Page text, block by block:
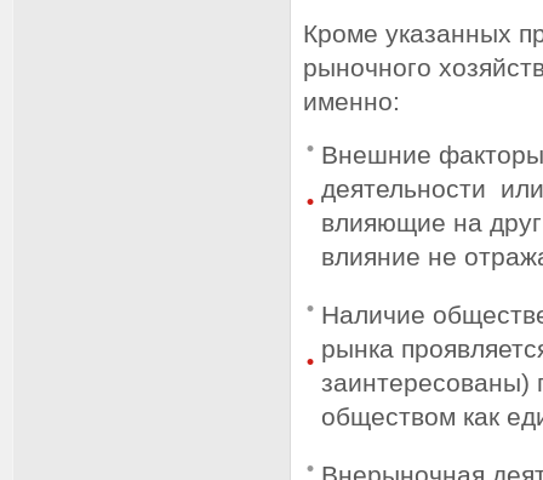
Кроме указанных
рыночного
именно:
Внешние
деятельности
влияющие на
влияние не
Наличие
рынка
заинтересованы)
обществом как